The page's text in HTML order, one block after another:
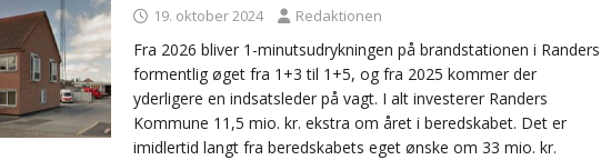
19. oktober 2024 Redaktionen
Fra 2026 bliver 1-minutsudrykningen på brandstationen i Randers
formentlig øget fra 1+3 til 1+5, og fra 2025 kommer der
yderligere en indsatsleder på vagt. I alt investerer Randers
Kommune 11,5 mio. kr. ekstra om året i beredskabet. Det er
imidlertid langt fra beredskabets eget ønske om 33 mio. kr.